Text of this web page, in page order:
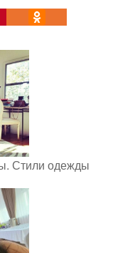
Стили одежды